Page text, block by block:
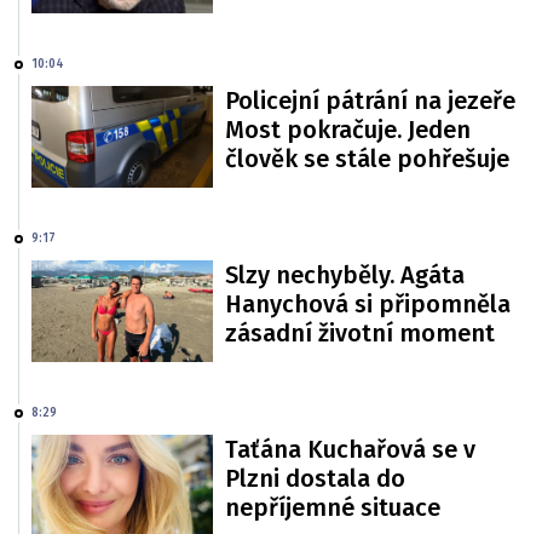
10:04
Policejní pátrání na jezeře
Most pokračuje. Jeden
člověk se stále pohřešuje
9:17
Slzy nechyběly. Agáta
Hanychová si připomněla
zásadní životní moment
8:29
Taťána Kuchařová se v
Plzni dostala do
nepříjemné situace